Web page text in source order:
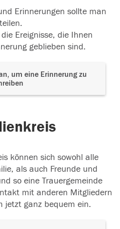
Erinnerungen sollte man
teilen.
Ereignisse, die Ihnen
geblieben sind.
um eine Erinnerung zu
können sich sowohl alle
als auch Freunde und
so eine Trauergemeinde
mit anderen Mitgliedern
jetzt ganz bequem ein.